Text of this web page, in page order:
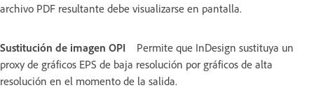
archivo PDF resultante debe visualizarse en pantalla.
Sustitución de imagen OPI
Permite que InDesign sustituya un
proxy de gráficos EPS de baja resolución por gráficos de alta
resolución en el momento de la salida.